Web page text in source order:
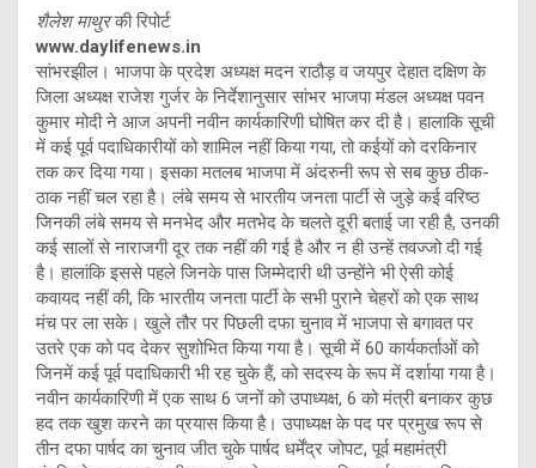
शैलेश माथुरकी रिपोर्ट
www.daylifenews.in
सांभरझील। भाजपा के प्रदेश अध्यक्ष मदन राठौड़ व जयपुर देहात दक्षिण के
जिला अध्यक्ष राजेश गुर्जर के निर्देशानुसार सांभर भाजपा मंडल अध्यक्ष पवन
कुमार मोदी ने आज अपनी नवीन कार्यकारिणी घोषित कर दी है। हालाकि सूची
में कई पूर्व पदाधिकारीयों को शामिल नहीं किया गया, तो कईयों को दरकिनार
तक कर दिया गया। इसका मतलब भाजपा में अंदरुनी रूप से सब कुछ ठीक-
ठाक नहीं चल रहा है। लंबे समय से भारतीय जनता पार्टी से जुड़े कई वरिष्ठ
जिनकी लंबे समय से मनभेद और मतभेद के चलते दूरी बताई जा रही है, उनकी
कई सालों से नाराजगी दूर तक नहीं की गई है और न ही उन्हें तवज्जो दी गई
है। हालांकि इससे पहले जिनके पास जिम्मेदारी थी उन्होंने भी ऐसी कोई
कवायद नहीं की, कि भारतीय जनता पार्टी के सभी पुराने चेहरों को एक साथ
मंच पर ला सके। खुले तौर पर पिछली दफा चुनाव में भाजपा से बगावत पर
उतरे एक को पद देकर सुशोभित किया गया है। सूची में 60 कार्यकर्ताओं को
जिनमें कई पूर्व पदाधिकारी भी रह चुके हैं, को सदस्य के रूप में दर्शाया गया है।
नवीन कार्यकारिणी में एक साथ 6 जनों को उपाध्यक्ष, 6 को मंत्री बनाकर कुछ
हद तक खुश करने का प्रयास किया है। उपाध्यक्ष के पद पर प्रमुख रूप से
तीन दफा पार्षद का चुनाव जीत चुके पार्षद धर्मेंद्र जोपट, पूर्व महामंत्री